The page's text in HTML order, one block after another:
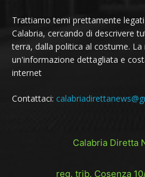
Trattiamo temi prettamente
Calabria, cercando di descrivere
terra, dalla politica al costume.
un'informazione dettagliata e
internet
Contattaci:
Calabria Diretta
reg. trib. Cosenza